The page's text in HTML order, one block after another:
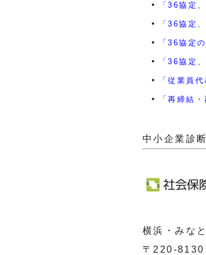
「36協定
「36協定
「36協定
「36協定
「従業員
「再締結
中小企業診
横浜・みな
〒220-8130